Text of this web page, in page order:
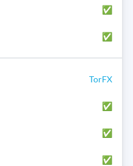
✅
✅
TorFX
✅
✅
✅